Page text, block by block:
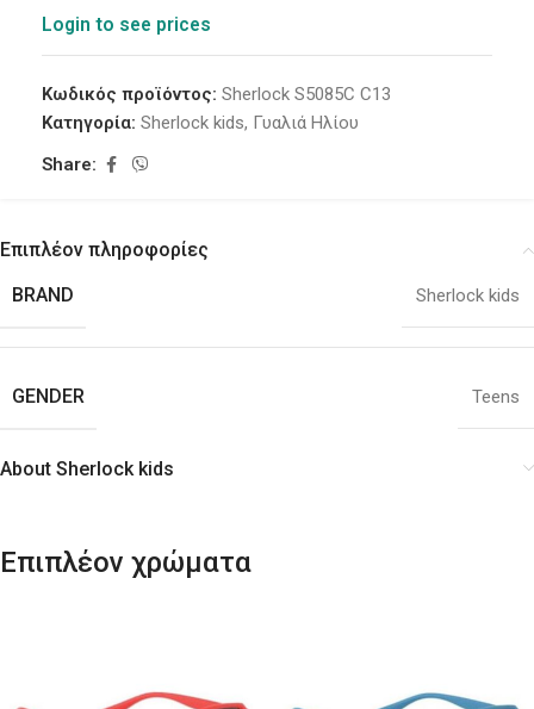
Login to see prices
Κωδικός προϊόντος: Sherlock S5085C C13
Κατηγορία: Sherlock kids, Γυαλιά Ηλίου
Share:
Επιπλέον πληροφορίες
BRAND
Sherlock kids
GENDER Teens
About Sherlock kids
Επιπλέον χρώματα